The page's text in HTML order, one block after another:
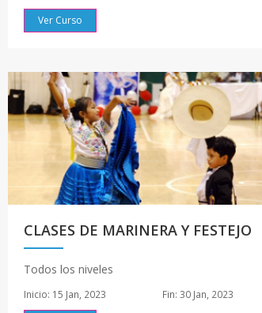
Ver Curso
CLASES DE MARINERA Y FESTEJO
Todos los niveles
Inicio: 15 Jan, 2023 Fin: 30 Jan, 2023